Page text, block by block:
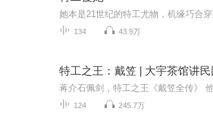
134 43.9万
特工之王：戴笠 | 大宇茶馆讲
124 245.7万